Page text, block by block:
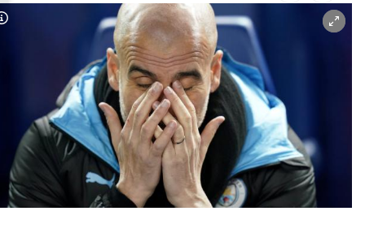
Untermenü
Untermenü
Untermenü
Untermenü
Untermenü
Copyright-Hinweis öffnen/schließen